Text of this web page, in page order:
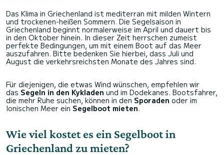
Das Klima in Griechenland ist mediterran mit milden Wintern
und trockenen-heißen Sommern. Die Segelsaison in
Griechenland beginnt normalerweise im April und dauert bis
in den Oktober hinein. In dieser Zeit herrschen zumeist
perfekte Bedingungen, um mit einem Boot auf das Meer
auszufahren. Bitte bedenken Sie hierbei, dass Juli und
August die verkehrsreichsten Monate des Jahres sind.
Für diejenigen, die etwas Wind wünschen, empfehlen wir
das Segeln in den Kykladen und im Dodekanes. Bootsfahrer,
die mehr Ruhe suchen, können in den Sporaden oder im
Ionischen Meer ein Segelboot mieten.
Wie viel kostet es ein Segelboot in
Griechenland zu mieten?